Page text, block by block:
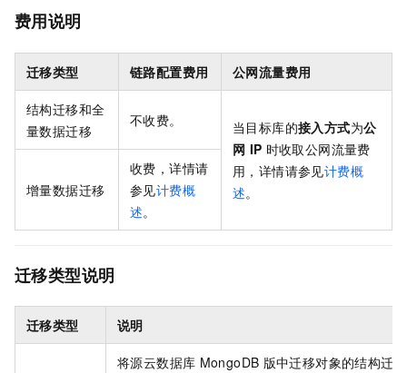
费用说明
迁移类型 链路配置费用 公网流量费用
结构迁移和全
量数据迁移
不收费。 当目标库的接入方式为公
网 IP 时收取公网流量费
用，详情请参见计费概
述。
增量数据迁移
收费，详情请
参见计费概
述。
迁移类型说明
迁移类型 说明
将源云数据库 MongoDB 版中迁移对象的结构迁移